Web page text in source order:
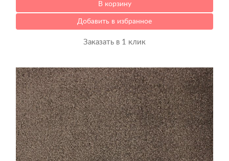
В корзину
Добавить в избранное
Заказать в 1 клик